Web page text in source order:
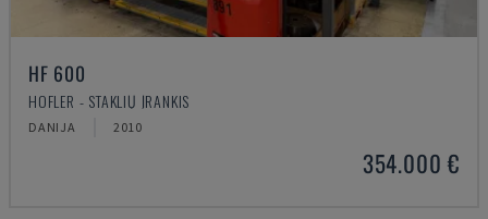
HF 600
HOFLER - STAKLIŲ ĮRANKIS
DANIJA 2010
354.000 €